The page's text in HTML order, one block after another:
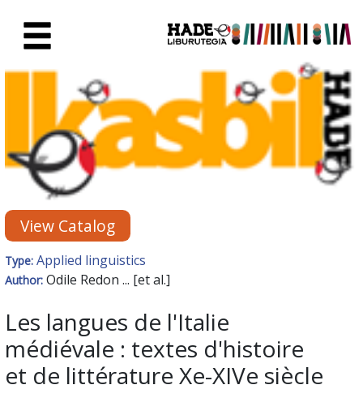
New Books Card - Liburutegia
View Catalog
Type: Applied linguistics
Author: Odile Redon ... [et al.]
Les langues de l'Italie
médiévale : textes d'histoire
et de littérature Xe-XIVe siècle